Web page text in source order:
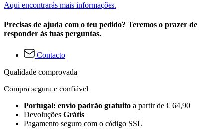
Aqui encontrarás mais informações.
Precisas de ajuda com o teu pedido? Teremos o prazer de
responder às tuas perguntas.
Contacto
Qualidade comprovada
Compra segura e confiável
Portugal: envio padrão gratuito a partir de € 64,90
Devoluções Grátis
Pagamento seguro com o código SSL